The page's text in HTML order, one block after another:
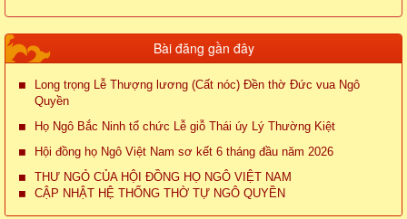
Bài đăng gần đây
Long trọng Lễ Thượng lương (Cất nóc) Đền thờ Đức vua Ngô
Quyền
Họ Ngô Bắc Ninh tổ chức Lễ giỗ Thái úy Lý Thường Kiệt
Hội đồng họ Ngô Việt Nam sơ kết 6 tháng đầu năm 2026
THƯ NGỎ CỦA HỘI ĐỒNG HỌ NGÔ VIỆT NAM
CẬP NHẬT HỆ THỐNG THỜ TỰ NGÔ QUYỀN